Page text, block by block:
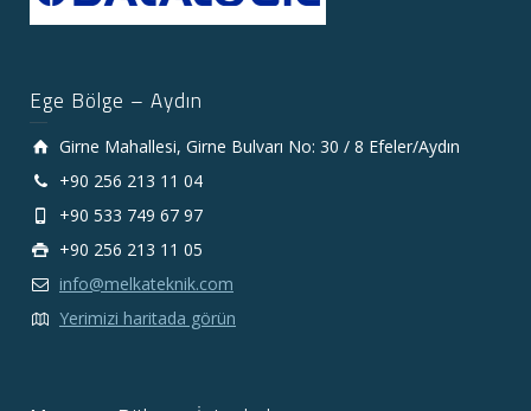
Ege Bölge – Aydın
Girne Mahallesi, Girne Bulvarı No: 30 / 8 Efeler/Aydın
+90 256 213 11 04
+90 533 749 67 97
+90 256 213 11 05
info@melkateknik.com
Yerimizi haritada görün